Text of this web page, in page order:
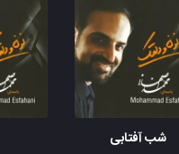
شب آفتابی